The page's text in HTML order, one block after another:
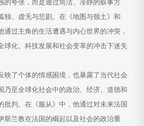
的夸张，而是通过简洁、冷静的叙事方
独、虚无与悲剧。在《地图与领土》和
通过主角的生活遭遇与内心世界的冲突，
球化、科技发展和社会变革的冲击下迷失
映了个体的情感困境，也暴露了当代社会
乃至全球化社会中的政治、经济、道德和
批判。在《服从》中，他通过对未来法国
斯兰教在法国的崛起以及社会的政治重